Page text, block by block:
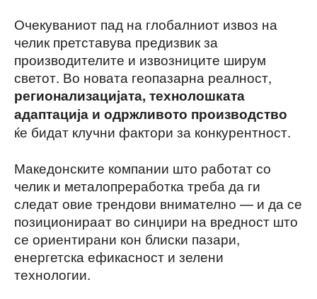
Очекуваниот пад на глобалниот извоз на
челик претставува предизвик за
производителите и извозниците ширум
светот. Во новата геопазарна реалност,
регионализацијата, технолошката
адаптација и одржливото производство
ќе бидат клучни фактори за конкурентност.
Македонските компании што работат со
челик и металопреработка треба да ги
следат овие трендови внимателно — и да се
позиционираат во синџири на вредност што
се ориентирани кон блиски пазари,
енергетска ефикасност и зелени
технологии.